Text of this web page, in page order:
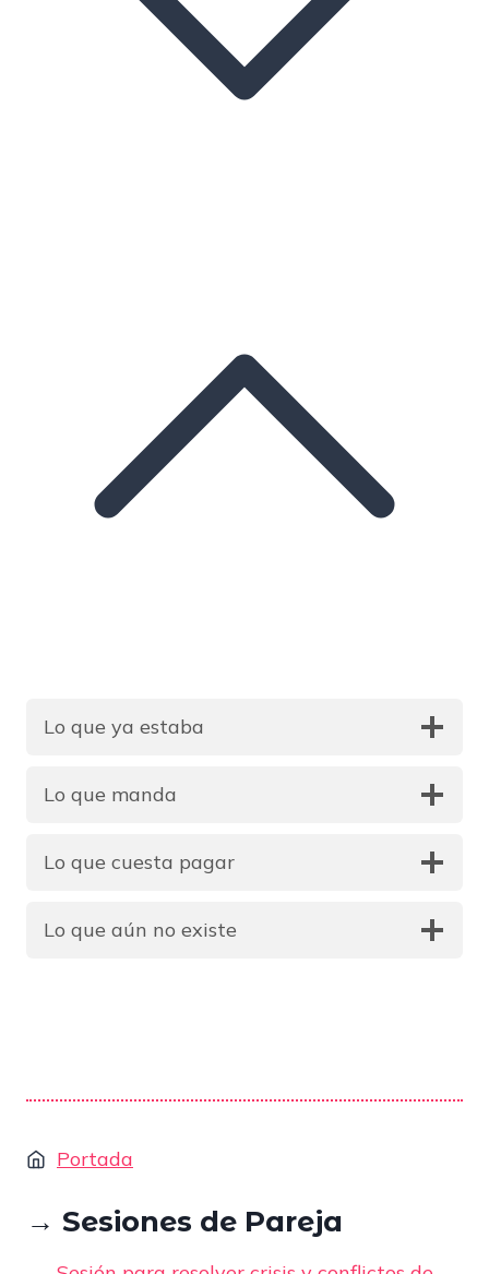
Lo que ya estaba
Lo que manda
Lo que cuesta pagar
Lo que aún no existe
Portada
→ Sesiones de Pareja